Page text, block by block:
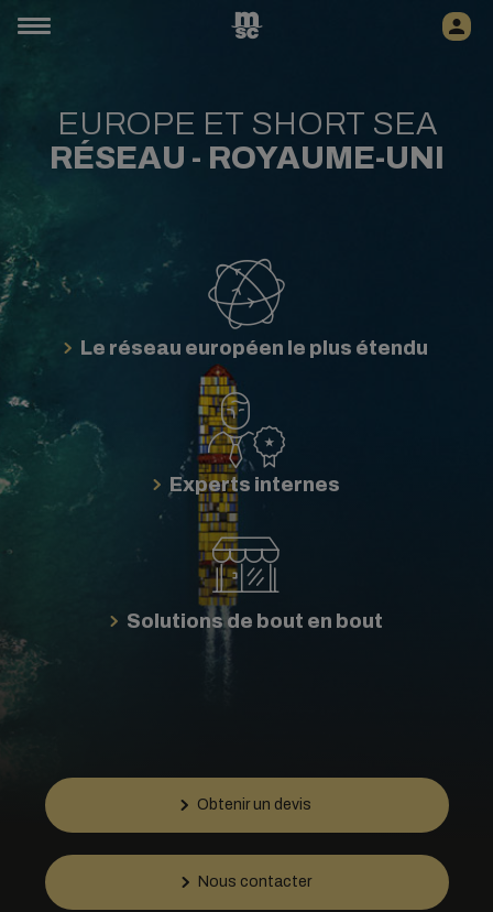
EUROPE ET SHORT SEA
RÉSEAU - ROYAUME-UNI
Le réseau européen le plus étendu
Experts internes
Solutions de bout en bout
Obtenir un devis
Nous contacter